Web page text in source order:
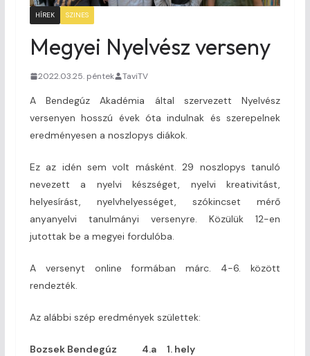
HÍREK SZINES
Megyei Nyelvész verseny
2022.03.25. péntek TaviTV
A Bendegúz Akadémia által szervezett Nyelvész
versenyen hosszú évek óta indulnak és szerepelnek
eredményesen a noszlopys diákok.
Ez az idén sem volt másként. 29 noszlopys tanuló
nevezett a nyelvi készséget, nyelvi kreativitást,
helyesírást, nyelvhelyességet, szókincset mérő
anyanyelvi tanulmányi versenyre. Közülük 12-en
jutottak be a megyei fordulóba.
A versenyt online formában márc. 4-6. között
rendezték.
Az alábbi szép eredmények születtek:
Bozsek Bendegúz 4.a 1. hely